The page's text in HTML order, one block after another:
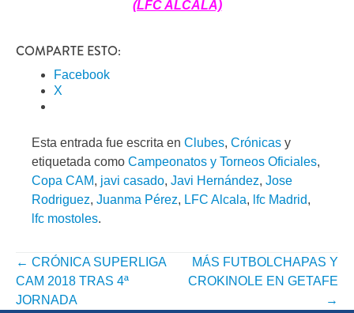
(LFC ALCALÁ)
COMPARTE ESTO:
Facebook
X
Esta entrada fue escrita en Clubes, Crónicas y
etiquetada como Campeonatos y Torneos Oficiales,
Copa CAM, javi casado, Javi Hernández, Jose
Rodriguez, Juanma Pérez, LFC Alcala, lfc Madrid,
lfc mostoles.
NAVEGACIÓN
POR
← CRÓNICA SUPERLIGA
CAM 2018 TRAS 4ª
JORNADA
MÁS FUTBOLCHAPAS Y
CROKINOLE EN GETAFE
→